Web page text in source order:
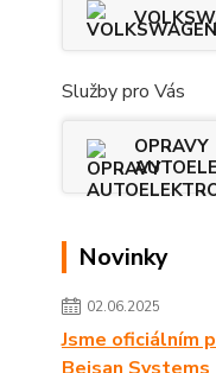
Služby pro Vás
OPRAVY
Novinky
02.06.2025
Jsme oficiálním